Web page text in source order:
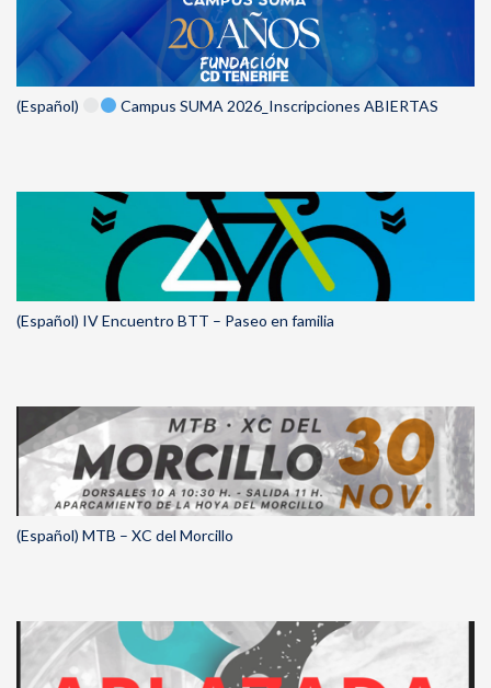
(Español) Campus SUMA 2026_Inscripciones ABIERTAS
(Español) IV Encuentro BTT – Paseo en familia
(Español) MTB – XC del Morcillo